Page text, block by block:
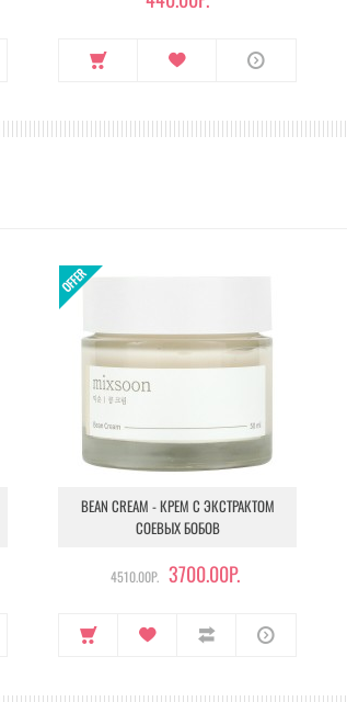
BEAN CREAM - КРЕМ С ЭКСТРАКТОМ
СОЕВЫХ БОБОВ
4510.00Р. 3700.00Р.